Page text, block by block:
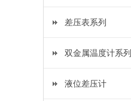
差压表系列
双金属温度计系列
液位差压计